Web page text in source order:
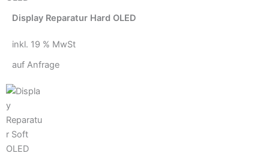
Display Reparatur Hard OLED
inkl. 19 % MwSt
auf Anfrage